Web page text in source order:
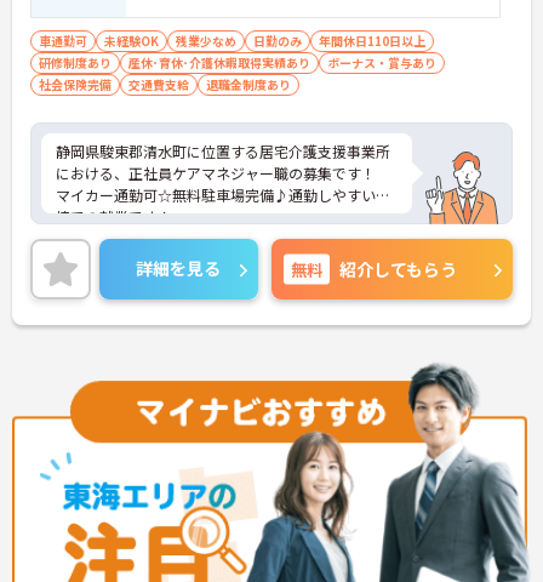
・常勤で働くスタッフの比率が90パーセント以上と
高く、急なシフト変更や無理な長時間勤務が発生し
にくい人員体制です
・訪問スケジュールに沿って施設内でのケアを行う
ため、月平均の残業時間は5時間から7時間程度とか
なり少なめに抑えられます
・夜勤明けの翌日は原則としてお休みとなるシフト
編成が組まれており、しっかりと休息を取りながら
長期的な就業が可能です
＜評価制度でキャリアアップ＞
・介護福祉士や初任者研修などの資格や実務経験、
夜勤回数がしっかりと給与に反映されるためモチベ
ーションを維持できます
車通勤可 未経験OK 残業少なめ 日勤のみ
年間休日110日以上
研修制度あり
産休･育休･介護休暇取得実績あり
ボーナス・賞与あり
社会保険完備
交通費支給 退職金制度あり
静岡県駿東郡清水町に位置する居宅介護支援事業所
における、正社員ケアマネジャー職の募集です！
マイカー通勤可☆無料駐車場完備♪通勤しやすい環
境での就業です！
ご興味ある方には、面接対策ポイントなど、さらに
詳細をお話しいたしますのでお気軽にご相談くださ
い。
詳細を見る 無料 紹介してもらう